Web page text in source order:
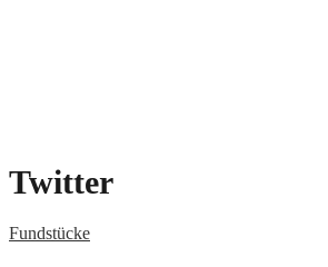
Twitter
Fundstücke